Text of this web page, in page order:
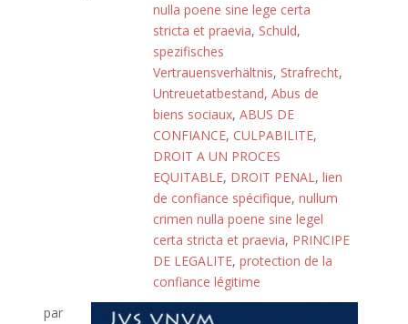
nulla poene sine lege certa
stricta et praevia, Schuld,
spezifisches
Vertrauensverhältnis, Strafrecht,
Untreuetatbestand, Abus de
biens sociaux, ABUS DE
CONFIANCE, CULPABILITE,
DROIT A UN PROCES
EQUITABLE, DROIT PENAL, lien
de confiance spécifique, nullum
crimen nulla poene sine legel
certa stricta et praevia, PRINCIPE
DE LEGALITE, protection de la
confiance légitime
par